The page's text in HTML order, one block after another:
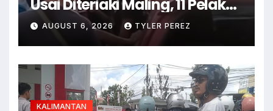
Usai Diteriaki Maling, 11 Pelaku
Ditangkap
AUGUST 6, 2026 TYLER PEREZ
KALIMANTAN